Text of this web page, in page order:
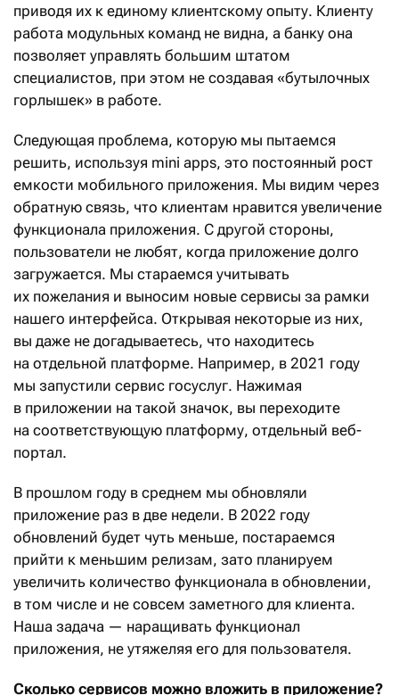
приводя их к единому клиентскому опыту. Клиенту
работа модульных команд не видна, а банку она
позволяет управлять большим штатом
специалистов, при этом не создавая «бутылочных
горлышек» в работе.
Следующая проблема, которую мы пытаемся
решить, используя mini apps, это постоянный рост
емкости мобильного приложения. Мы видим через
обратную связь, что клиентам нравится увеличение
функционала приложения. С другой стороны,
пользователи не любят, когда приложение долго
загружается. Мы стараемся учитывать
их пожелания и выносим новые сервисы за рамки
нашего интерфейса. Открывая некоторые из них,
вы даже не догадываетесь, что находитесь
на отдельной платформе. Например, в 2021 году
мы запустили сервис госуслуг. Нажимая
в приложении на такой значок, вы переходите
на соответствующую платформу, отдельный веб-
портал.
В прошлом году в среднем мы обновляли
приложение раз в две недели. В 2022 году
обновлений будет чуть меньше, постараемся
прийти к меньшим релизам, зато планируем
увеличить количество функционала в обновлении,
в том числе и не совсем заметного для клиента.
Наша задача — наращивать функционал
приложения, не утяжеляя его для пользователя.
Сколько сервисов можно вложить в приложение?